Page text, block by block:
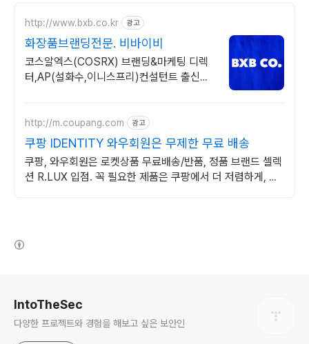
http://www.bxb.co.kr 광고
화장품브랜딩전문. 비바이비
코스알엑스(COSRX) 브랜딩&마케팅 디렉
터,AP(설화수,이니스프리)컨설턴트 출신
http://m.coupang.com 광고
쿠팡 IDENTITY 와우회원은 무제한 무료 배송
쿠팡, 와우회원은 로켓상품 무료배송/반품, 정품 브랜드 셀렉
션 R.LUX 입점. 꼭 필요한 제품은 쿠팡에서 더 저렴하게, 로
IntoTheSec
다양한 프로젝트와 경험을 해보고 싶은 보안인